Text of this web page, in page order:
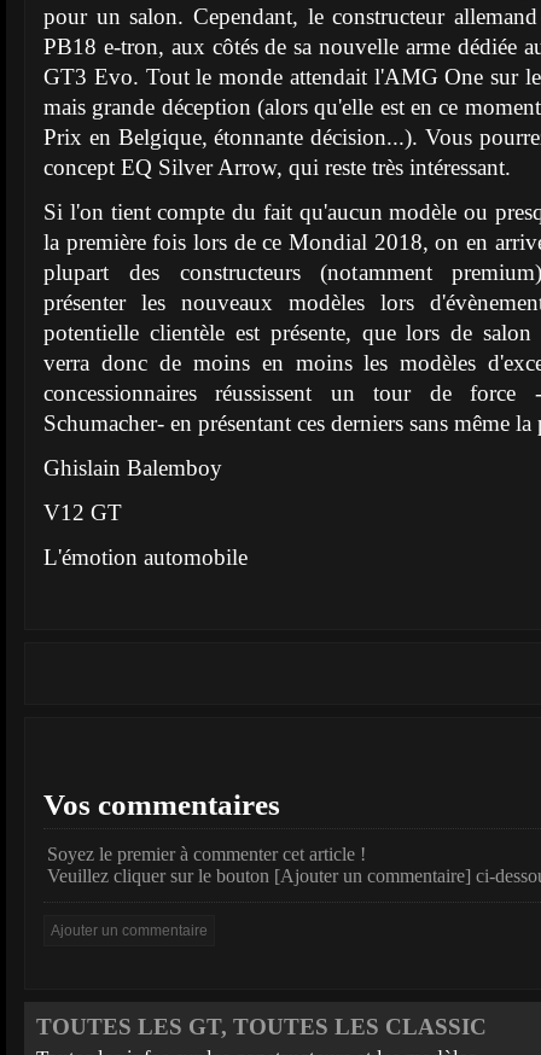
pour un salon. Cependant, le constructeur
PB18 e-tron, aux côtés de sa nouvelle arme dédiée
GT3 Evo. Tout le monde attendait l'AMG One sur
mais grande déception (alors qu'elle est en ce
Prix en Belgique, étonnante décision...). Vous
concept EQ Silver Arrow, qui reste très intéressant.
Si l'on tient compte du fait qu'aucun modèle ou
la première fois lors de ce Mondial 2018, on en
plupart des constructeurs (notamment
présenter les nouveaux modèles lors
potentielle clientèle est présente, que lors de
verra donc de moins en moins les modèles
concessionnaires réussissent un tour de
Schumacher- en présentant ces derniers sans même
Ghislain Balemboy
V12 GT
L'émotion automobile
Vos commentaires
Soyez le premier à commenter cet article !
Veuillez cliquer sur le bouton [Ajouter un commentaire] ci-
TOUTES LES GT, TOUTES LES CLASSIC